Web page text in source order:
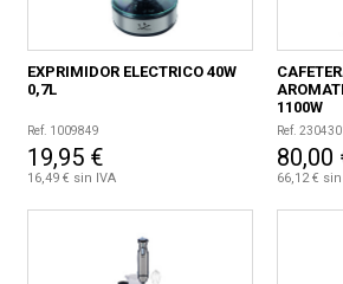
EXPRIMIDOR ELECTRICO 40W
0,7L
Ref. 1009849
19,95 €
16,49 € sin IVA
1100W
Ref.
80,00
66,12 €